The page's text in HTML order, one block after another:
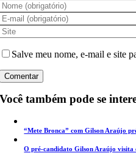
Salve meu nome, e-mail e site
Você também pode se
“Mete Bronca” com Gilson Araújo
O pré-candidato Gilson Araújo visita